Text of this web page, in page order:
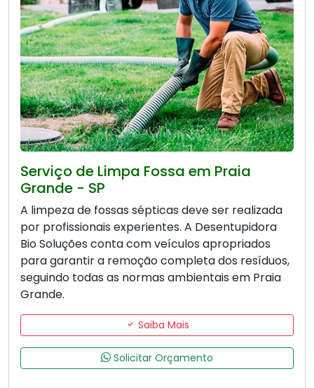
Serviço de Limpa Fossa em Praia
Grande - SP
A limpeza de fossas sépticas deve ser realizada
por profissionais experientes. A Desentupidora
Bio Soluções conta com veículos apropriados
para garantir a remoção completa dos resíduos,
seguindo todas as normas ambientais em Praia
Grande.
Saiba Mais
Solicitar Orçamento